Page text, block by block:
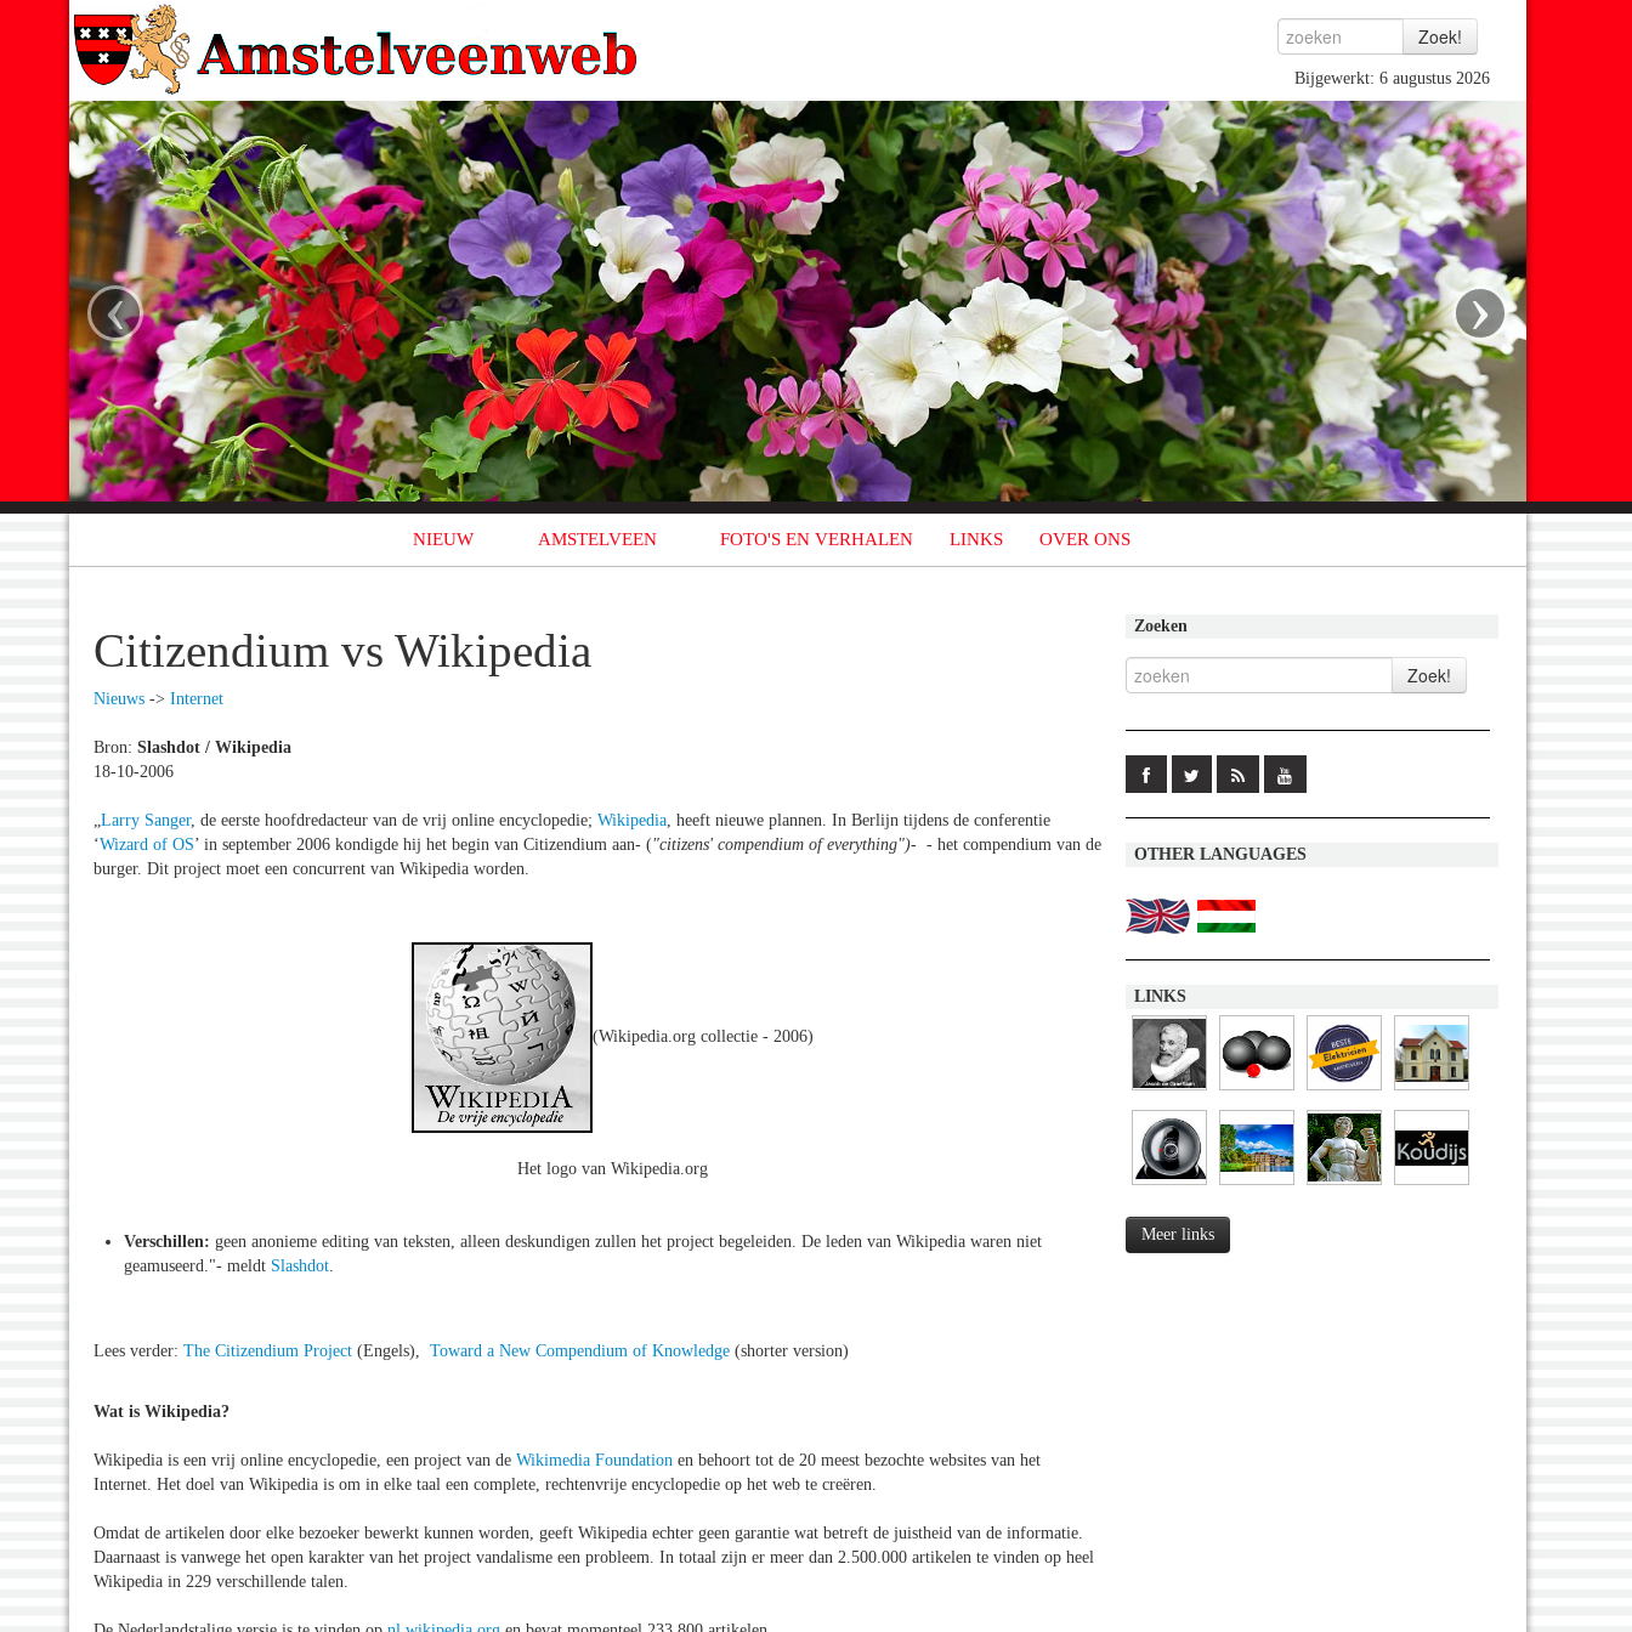
Bijgewerkt: 6 augustus 2026
‹ ›
NIEUW AMSTELVEEN FOTO'S EN VERHALEN LINKS OVER ONS
Citizendium vs Wikipedia
Nieuws -> Internet
Bron: Slashdot / Wikipedia
18-10-2006
Larry Sanger, de eerste hoofdredacteur van de vrij online encyclopedie; Wikipedia , heeft nieuwe plannen. In Berlijn tijdens de conferentie
‘Wizard of OS’ in september 2006 kondigde hij het begin van Citizendium aan- ("citizens' compendium of everything")- - het compendium van de
burger. Dit project moet een concurrent van Wikipedia worden.
(Wikipedia.org collectie - 2006)
Het logo van Wikipedia.org
Verschillen: geen anonieme editing van teksten, alleen deskundigen zullen het project begeleiden. De leden van Wikipedia waren niet
geamuseerd."- meldt Slashdot
Lees verder: The Citizendium Project (Engels), Toward a New Compendium of Knowledge (shorter version)
Wat is Wikipedia?
Wikipedia is een vrij online encyclopedie, een project van de Wikimedia Foundation en behoort tot de 20 meest bezochte websites van het
Internet. Het doel van Wikipedia is om in elke taal een complete, rechtenvrije encyclopedie op het web te creëren.
Omdat de artikelen door elke bezoeker bewerkt kunnen worden, geeft Wikipedia echter geen garantie wat betreft de juistheid van de informatie.
Daarnaast is vanwege het open karakter van het project vandalisme een probleem. In totaal zijn er meer dan 2.500.000 artikelen te vinden op heel
Wikipedia in 229 verschillende talen.
Zoeken
OTHER LANGUAGES
LINKS
Meer links